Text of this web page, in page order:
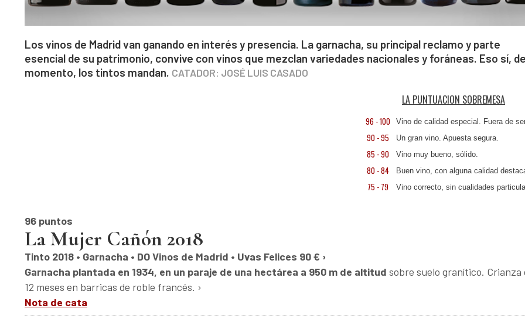
Los vinos de Madrid van ganando en interés y presencia. La garnacha, su principal reclamo y parte
esencial de su patrimonio, convive con vinos que mezclan variedades nacionales y foráneas. Eso sí,
momento, los tintos mandan. CATADOR: JOSÉ LUIS CASADO
LA PUNTUACION SOBREMESA
96 - 100 Vino de calidad especial. Fuera de
90 - 95 Un gran vino. Apuesta segura.
85 - 90 Vino muy bueno, sólido.
80 - 84 Buen vino, con alguna calidad
75 - 79 Vino correcto, sin cualidades
96 puntos
La Mujer Cañón 2018
Tinto 2018 • Garnacha • DO Vinos de Madrid • Uvas Felices 90 € ›
Garnacha plantada en 1934, en un paraje de una hectárea a 950 m de altitud sobre suelo granítico. Crianza
12 meses en barricas de roble francés. ›
Nota de cata